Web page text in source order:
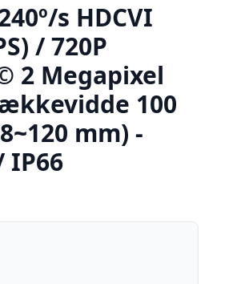
s HDCVI
/ 720P
2 Megapixel
100
mm) -
IP66